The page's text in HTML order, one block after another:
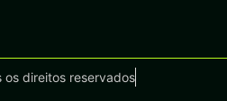
os direitos reservados